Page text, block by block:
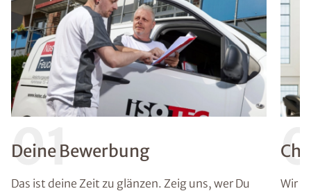
01
Deine Bewerbung
Das ist deine Zeit zu glänzen. Zeig uns, wer Du
Wir